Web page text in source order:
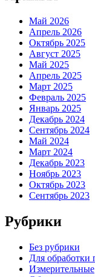
Май 2026
Апрель 2026
Октябрь 2025
Август 2025
Май 2025
Апрель 2025
Март 2025
Февраль 2025
Январь 2025
Декабрь 2024
Сентябрь 2024
Май 2024
Март 2024
Декабрь 2023
Ноябрь 2023
Октябрь 2023
Сентябрь 2023
Рубрики
Без рубрики
Для обработки
Измерительные